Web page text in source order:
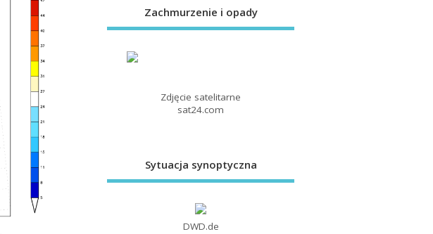
Zachmurzenie i opady
Zdjęcie satelitarne
sat24.com
Sytuacja synoptyczna
DWD.de